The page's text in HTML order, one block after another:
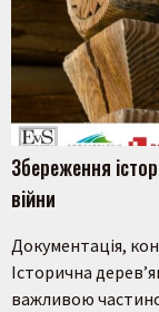
Збереження
війни
Документація,
Історична
важливою